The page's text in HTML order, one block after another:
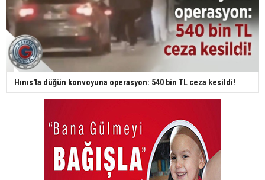
Hınıs'ta düğün konvoyuna operasyon: 540 bin TL ceza kesildi!